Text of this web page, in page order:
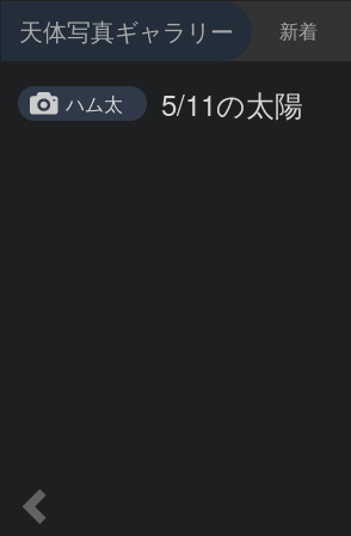
天体写真ギャラリー 新着
ハム太 5/11の太陽